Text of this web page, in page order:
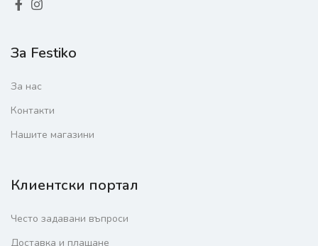
За Festiko
За нас
Контакти
Нашите магазини
Клиентски портал
Често задавани въпроси
Доставка и плащане